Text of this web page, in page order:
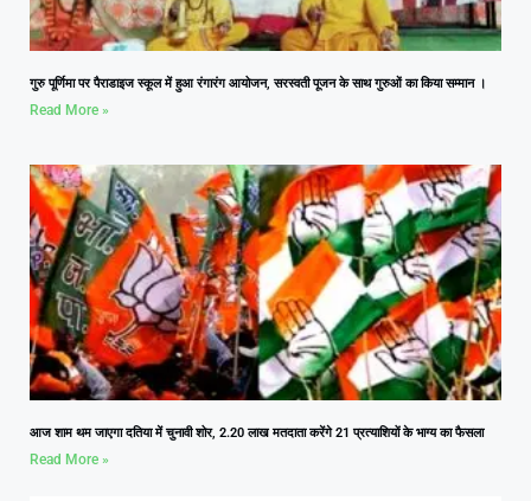
गुरु पूर्णिमा पर पैराडाइज स्कूल में हुआ रंगारंग आयोजन, सरस्वती पूजन के साथ गुरुओं का किया सम्मान ।
Read More »
आज शाम थम जाएगा दतिया में चुनावी शोर, 2.20 लाख मतदाता करेंगे 21 प्रत्याशियों के भाग्य का फैसला
Read More »